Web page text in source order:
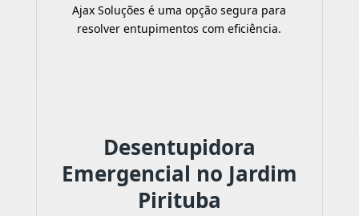
Ajax Soluções é uma opção segura para
resolver entupimentos com eficiência.
Desentupidora
Emergencial no Jardim
Pirituba